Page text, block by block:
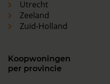
Utrecht
Zeeland
Zuid-Holland
Koopwoningen
per provincie